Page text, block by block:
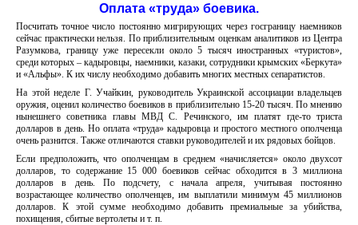
Оплата «труда» боевика.
Посчитать точное число постоянно мигрирующих через госграницу наемников
сейчас практически нельзя. По приблизительным оценкам аналитиков из Центра
Разумкова, границу уже пересекли около 5 тысяч иностранных «туристов»,
среди которых – кадыровцы, наемники, казаки, сотрудники крымских «Беркута»
и «Альфы». К их числу необходимо добавить многих местных сепаратистов.
На этой неделе Г. Учайкин, руководитель Украинской ассоциации владельцев
оружия, оценил количество боевиков в приблизительно 15-20 тысяч. По мнению
нынешнего советника главы МВД С. Речинского, им платят где-то триста
долларов в день. Но оплата «труда» кадыровца и простого местного ополченца
очень разнится. Также отличаются ставки руководителей и их рядовых бойцов.
Если предположить, что ополченцам в среднем «начисляется» около двухсот
долларов, то содержание 15 000 боевиков сейчас обходится в 3 миллиона
долларов в день. По подсчету, с начала апреля, учитывая постоянно
возрастающее количество ополченцев, им выплатили минимум 45 миллионов
долларов. К этой сумме необходимо добавить премиальные за убийства,
похищения, сбитые вертолеты и т. п.